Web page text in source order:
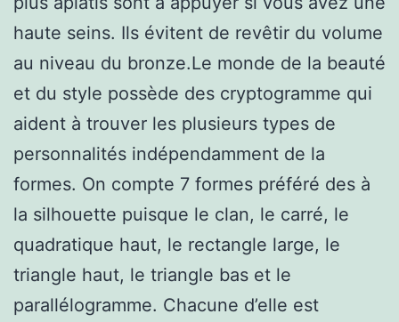
haute seins. Ils évitent de revêtir du volume
au niveau du bronze.Le monde de la beauté
et du style possède des cryptogramme qui
aident à trouver les plusieurs types de
personnalités indépendamment de la
formes. On compte 7 formes préféré des à
la silhouette puisque le clan, le carré, le
quadratique haut, le rectangle large, le
triangle haut, le triangle bas et le
parallélogramme. Chacune d’elle est